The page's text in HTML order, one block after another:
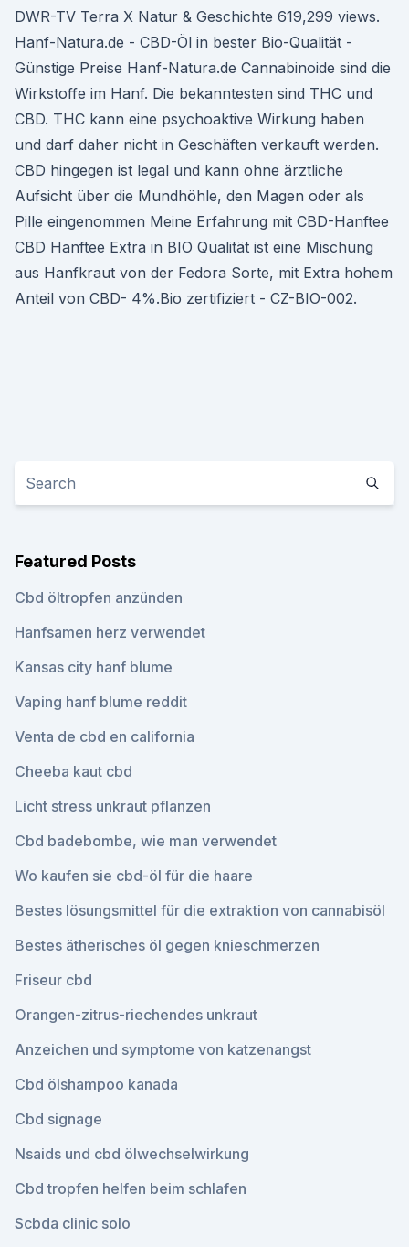
DWR-TV Terra X Natur & Geschichte 619,299 views.
Hanf-Natura.de - CBD-Öl in bester Bio-Qualität -
Günstige Preise Hanf-Natura.de Cannabinoide sind die
Wirkstoffe im Hanf. Die bekanntesten sind THC und
CBD. THC kann eine psychoaktive Wirkung haben
und darf daher nicht in Geschäften verkauft werden.
CBD hingegen ist legal und kann ohne ärztliche
Aufsicht über die Mundhöhle, den Magen oder als
Pille eingenommen Meine Erfahrung mit CBD-Hanftee
CBD Hanftee Extra in BIO Qualität ist eine Mischung
aus Hanfkraut von der Fedora Sorte, mit Extra hohem
Anteil von CBD- 4%.Bio zertifiziert - CZ-BIO-002.
Featured Posts
Cbd öltropfen anzünden
Hanfsamen herz verwendet
Kansas city hanf blume
Vaping hanf blume reddit
Venta de cbd en california
Cheeba kaut cbd
Licht stress unkraut pflanzen
Cbd badebombe, wie man verwendet
Wo kaufen sie cbd-öl für die haare
Bestes lösungsmittel für die extraktion von cannabisöl
Bestes ätherisches öl gegen knieschmerzen
Friseur cbd
Orangen-zitrus-riechendes unkraut
Anzeichen und symptome von katzenangst
Cbd ölshampoo kanada
Cbd signage
Nsaids und cbd ölwechselwirkung
Cbd tropfen helfen beim schlafen
Scbda clinic solo